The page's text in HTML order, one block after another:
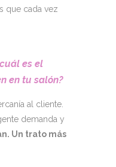
que cada vez
es el
en tu salón?
al cliente.
demanda y
Un trato más